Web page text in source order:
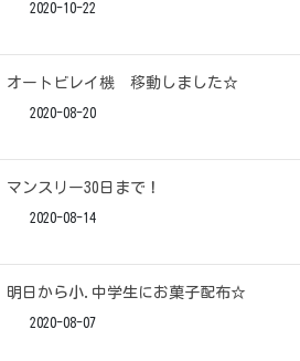
2020-10-22
オートビレイ機 移動しました☆
2020-08-20
マンスリー30日まで！
2020-08-14
明日から小.中学生にお菓子配布☆
2020-08-07